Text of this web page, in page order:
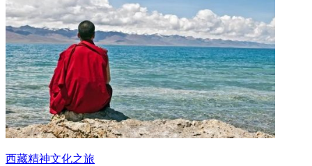
西藏精神文化之旅